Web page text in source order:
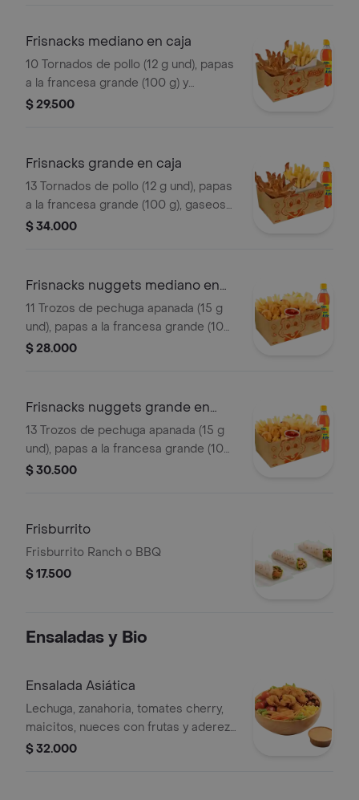
Frisnacks mediano en caja
10 Tornados de pollo (12 g und), papas
a la francesa grande (100 g) y
gaseosa (470 ml)
$ 29.500
Frisnacks grande en caja
13 Tornados de pollo (12 g und), papas
a la francesa grande (100 g), gaseosa
(470 ml)
$ 34.000
Frisnacks nuggets mediano en
caja
11 Trozos de pechuga apanada (15 g
und), papas a la francesa grande (100
g), gaseosa (400 ml)
$ 28.000
Frisnacks nuggets grande en
caja
13 Trozos de pechuga apanada (15 g
und), papas a la francesa grande (100
g), gaseosa (400 ml)
$ 30.500
Frisburrito
Frisburrito Ranch o BBQ
$ 17.500
Ensaladas y Bio
Ensalada Asiática
Lechuga, zanahoria, tomates cherry,
maicitos, nueces con frutas y aderezo
sésamo. Elige tu proteína entre
$ 32.000